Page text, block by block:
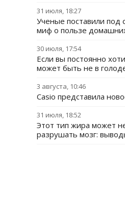
31 июля, 18:27
Ученые поставили под
миф о пользе
30 июля, 17:54
Если вы постоянно
может быть не в
3 августа, 10:46
Casio представила
31 июля, 18:52
Этот тип жира может
разрушать мозг: